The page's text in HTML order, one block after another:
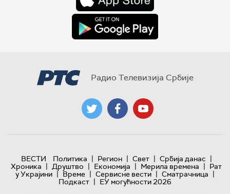
Радио Телевизија Србије
ВЕСТИ Политика | Регион | Свет | Србија данас |
Хроника | Друштво | Економија | Мерила времена | Рат
у Украјини | Време | Сервисне вести | Сматрачница |
Подкаст | ЕУ могућности 2026